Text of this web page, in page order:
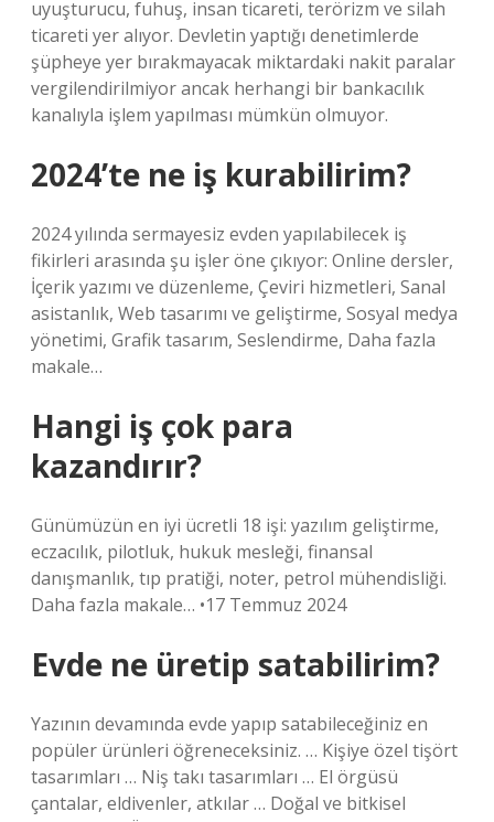
uyuşturucu, fuhuş, insan ticareti, terörizm ve silah
ticareti yer alıyor. Devletin yaptığı denetimlerde
şüpheye yer bırakmayacak miktardaki nakit paralar
vergilendirilmiyor ancak herhangi bir bankacılık
kanalıyla işlem yapılması mümkün olmuyor.
2024’te ne iş kurabilirim?
2024 yılında sermayesiz evden yapılabilecek iş
fikirleri arasında şu işler öne çıkıyor: Online dersler,
İçerik yazımı ve düzenleme, Çeviri hizmetleri, Sanal
asistanlık, Web tasarımı ve geliştirme, Sosyal medya
yönetimi, Grafik tasarım, Seslendirme, Daha fazla
makale…
Hangi iş çok para
kazandırır?
Günümüzün en iyi ücretli 18 işi: yazılım geliştirme,
eczacılık, pilotluk, hukuk mesleği, finansal
danışmanlık, tıp pratiği, noter, petrol mühendisliği.
Daha fazla makale… •17 Temmuz 2024
Evde ne üretip satabilirim?
Yazının devamında evde yapıp satabileceğiniz en
popüler ürünleri öğreneceksiniz. … Kişiye özel tişört
tasarımları … Niş takı tasarımları … El örgüsü
çantalar, eldivenler, atkılar … Doğal ve bitkisel